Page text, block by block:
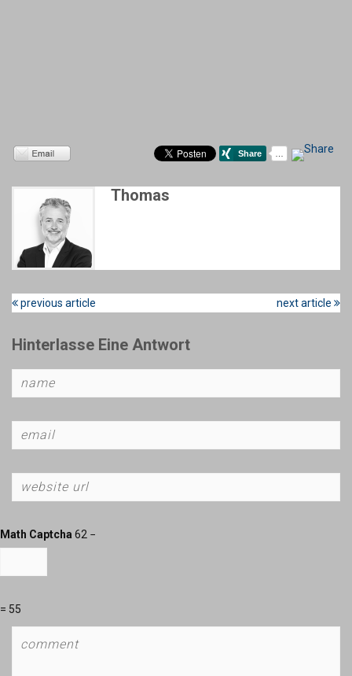
Thomas
previous article next article
Hinterlasse Eine Antwort
Math Captcha 62 −
= 55